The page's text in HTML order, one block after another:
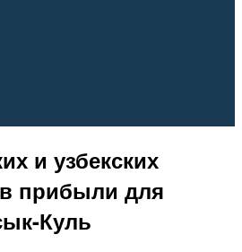
и узбекских
прибыли для
Куль